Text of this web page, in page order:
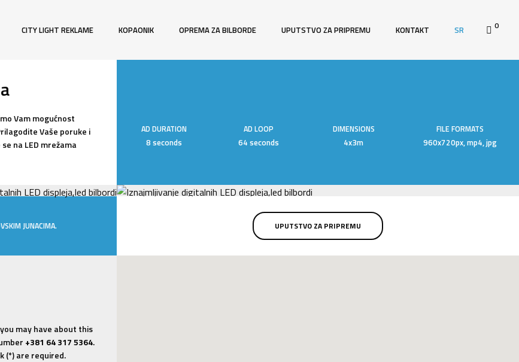
CITY LIGHT REKLAME KOPAONIK OPREMA ZA BILBORDE UPUTSTVO ZA PRIPREMU KONTAKT SR 0
Vam mogućnost
Vaše poruke i
na LED mrežama
AD DURATION
8 seconds
AD LOOP
64 seconds
DIMENSIONS
4x3m
FILE FORMATS
960x720px, mp4, jpg
JUNACIMA. UPUTSTVO ZA PRIPREMU
may have about this
+381 64 317 5364.
(*) are required.